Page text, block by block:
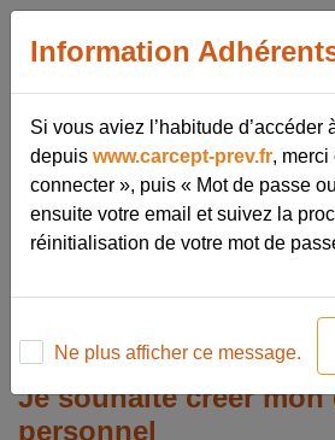
J'ai déjà un espace
Me connecter
Je souhaite créer mon
personnel
Information
Si vous aviez l’habitude d’accéder
depuis www.carcept-prev.fr, merci
connecter », puis « Mot de passe
ensuite votre email et suivez la
réinitialisation de votre mot de
Ne plus afficher ce message.